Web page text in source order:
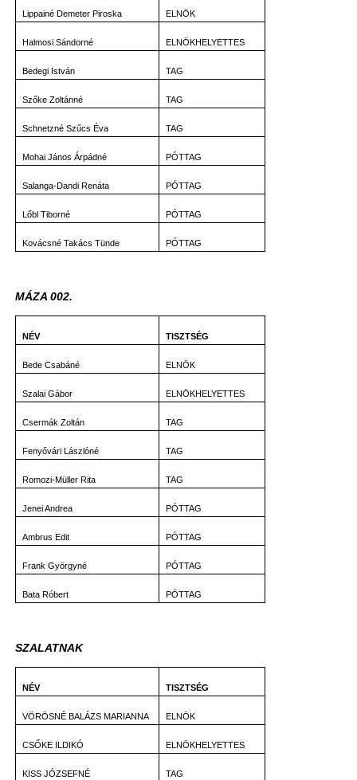
Lippainé Demeter Piroska ELNÖK
Halmosi Sándorné ELNÖKHELYETTES
Bedegi István TAG
Szőke Zoltánné TAG
Schnetzné Szűcs Éva TAG
Mohai János Árpádné PÓTTAG
Salanga-Dandi Renáta PÓTTAG
Lőbl Tiborné PÓTTAG
Kovácsné Takács Tünde PÓTTAG
MÁZA 002.
NÉV TISZTSÉG
Bede Csabáné ELNÖK
Szalai Gábor ELNÖKHELYETTES
Csermák Zoltán TAG
Fenyővári Lászlóné TAG
Romozi-Müller Rita TAG
Jenei Andrea PÓTTAG
Ambrus Edit PÓTTAG
Frank Györgyné PÓTTAG
Bata Róbert PÓTTAG
SZALATNAK
NÉV TISZTSÉG
VÖRÖSNÉ BALÁZS MARIANNA ELNÖK
CSŐKE ILDIKÓ ELNÖKHELYETTES
KISS JÓZSEFNÉ TAG